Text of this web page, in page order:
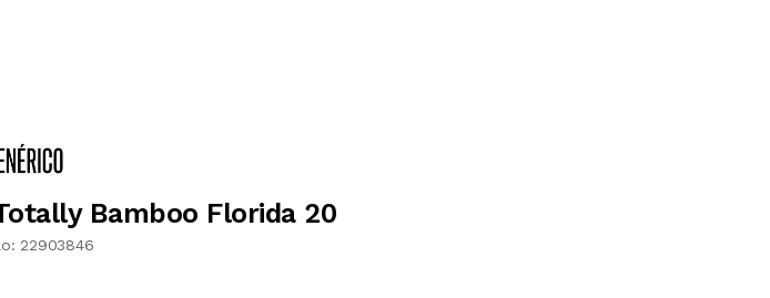
Bamboo Florida 20
22903846